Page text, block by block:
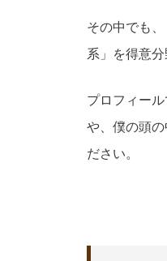
その中でも
系」を得意分
プロフィー
や、僕の頭
ださい。